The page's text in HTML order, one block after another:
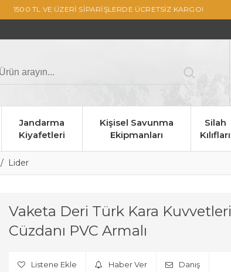
1500 TL VE ÜZERİ SİPARİŞLERDE ÜCRETSİZ KARGO!
Jandarma
Kiyafetleri
Kişisel Savunma
Ekipmanları
Silah
Kılıfları
Lider
Vaketa Deri Türk Kara Kuvvetleri
Cüzdanı PVC Armalı
Listene Ekle Haber Ver Danış